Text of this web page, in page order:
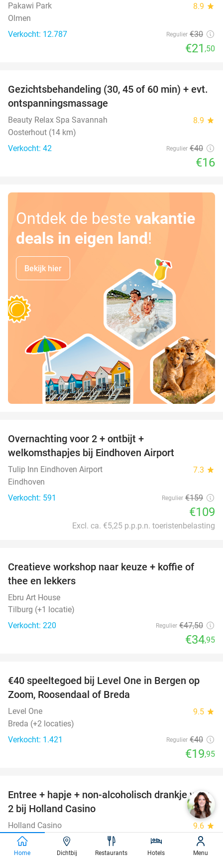
Pakawi Park 8.9 star
Olmen
Verkocht: 12.787
Regulier €30
€21 ,50
60%
Gezichtsbehandeling (30, 45 of 60 min) + evt.
ontspanningsmassage
Beauty Relax Spa Savannah 8.9 star
Oosterhout (14 km)
Verkocht: 42
Regulier €40
€16
Ontdek de beste vakantie
deals in eigen land!
Bekijk hier
Overnachting voor 2 + ontbijt +
welkomsthapjes bij Eindhoven Airport
Tulip Inn Eindhoven Airport 7.3 star
Eindhoven
Verkocht: 591
Regulier €159
€109
Excl. ca. €5,25 p.p.p.n. toeristenbelasting
26%
Creatieve workshop naar keuze + koffie of
thee en lekkers
Ebru Art House
Tilburg (+1 locatie)
Verkocht: 220
Regulier €47,50
€34,95
50%
€40 speeltegoed bij Level One in Bergen op
Zoom, Roosendaal of Breda
Level One 9.5 star
Breda (+2 locaties)
Verkocht: 1.421
Regulier €40
€19,95
52%
Entree + hapje + non-alcoholisch drankje voor
2 bij Holland Casino
Holland Casino 9.6 star
Breda (+12 locaties)
Verkocht: 11.063
€21
Home Dichtbij Restaurants Hotels Menu